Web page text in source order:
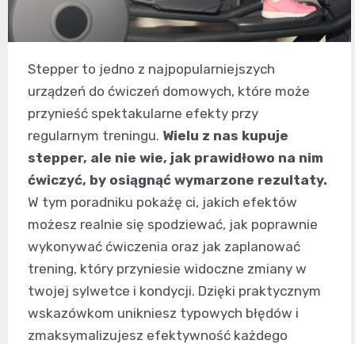
Stepper to jedno z najpopularniejszych
urządzeń do ćwiczeń domowych, które może
przynieść spektakularne efekty przy
regularnym treningu. Wielu z nas kupuje
stepper, ale nie wie, jak prawidłowo na nim
ćwiczyć, by osiągnąć wymarzone rezultaty.
W tym poradniku pokażę ci, jakich efektów
możesz realnie się spodziewać, jak poprawnie
wykonywać ćwiczenia oraz jak zaplanować
trening, który przyniesie widoczne zmiany w
twojej sylwetce i kondycji. Dzięki praktycznym
wskazówkom unikniesz typowych błędów i
zmaksymalizujesz efektywność każdego